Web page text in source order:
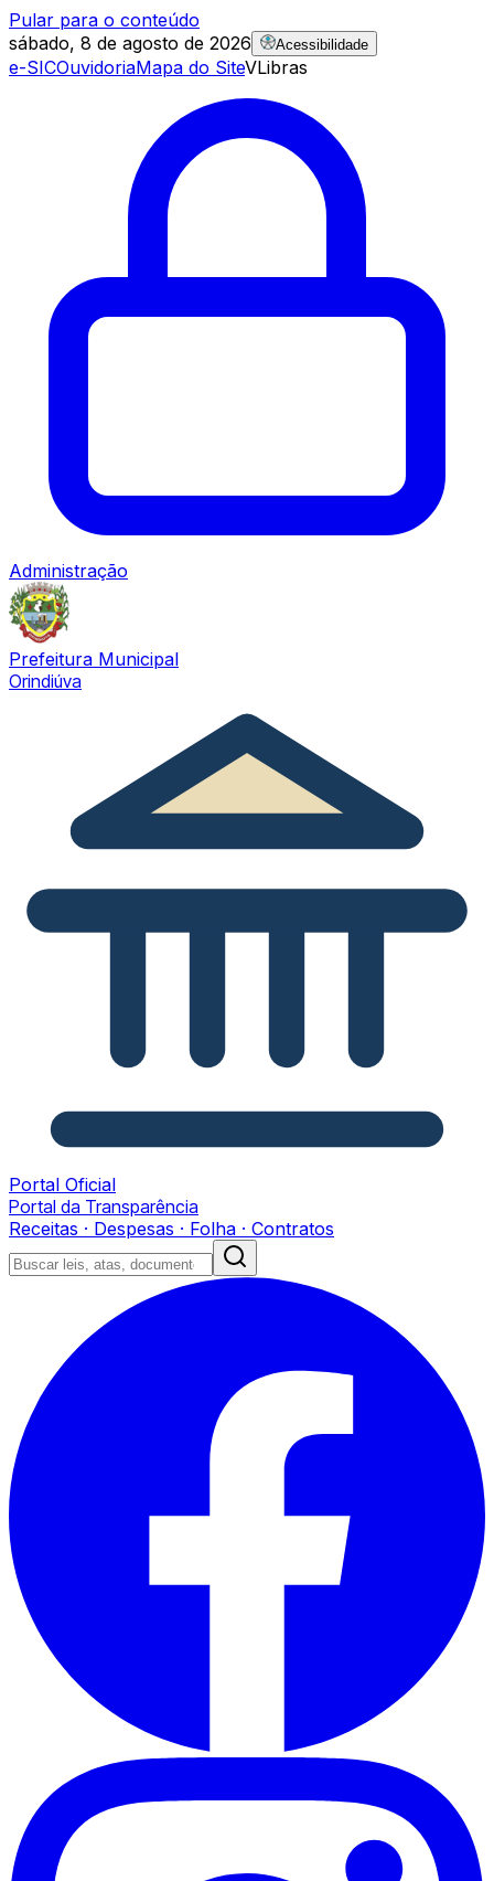
Pular para o conteúdo
sábado, 8 de agosto de 2026
Acessibilidade
e-SICOuvidoriaMapa do SiteVLibras
Administração
Prefeitura Municipal
Orindiúva
Portal Oficial
Portal da Transparência
Receitas · Despesas · Folha · Contratos